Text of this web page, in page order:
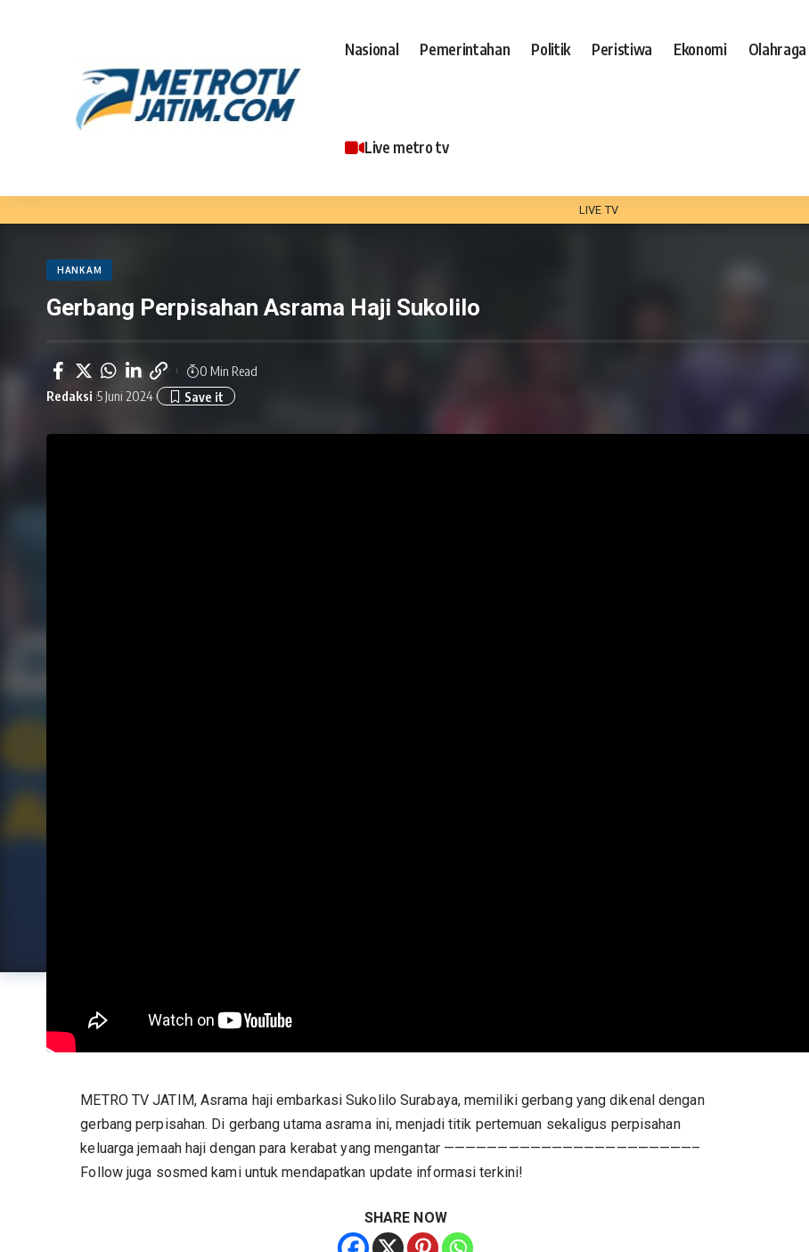
Nasional Pemerintahan Politik Peristiwa Ekonomi Olahraga
Live metro tv
LIVE TV
HANKAM
Gerbang Perpisahan Asrama Haji Sukolilo
Redaksi 5 Juni 2024
0 Min Read
METRO TV JATIM, Asrama haji embarkasi Sukolilo Surabaya, memiliki gerbang yang dikenal dengan
gerbang perpisahan. Di gerbang utama asrama ini, menjadi titik pertemuan sekaligus perpisahan
keluarga jemaah haji dengan para kerabat yang mengantar ———————————————————————–
Follow juga sosmed kami untuk mendapatkan update informasi terkini!
SHARE NOW